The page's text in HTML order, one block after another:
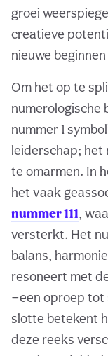
groei
creatieve
nieuwe
Om het op te
numerologische
nummer 1
leiderschap; het
te omarmen. In
het vaak
nummer 111,
versterkt. Het
balans,
resoneert met
—een oproep tot
slotte betekent
deze reeks